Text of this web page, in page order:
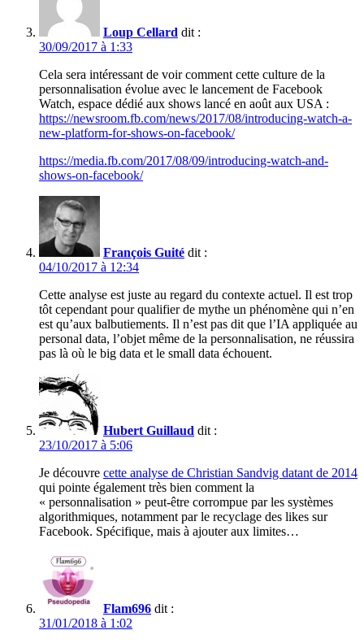
Loup Cellard dit :
30/09/2017 à 1:33
Cela sera intéressant de voir comment cette culture de la
personnalisation évolue avec le lancement de Facebook
Watch, espace dédié aux shows lancé en août aux USA :
https://newsroom.fb.com/news/2017/08/introducing-watch-a-
new-platform-for-shows-on-facebook/
https://media.fb.com/2017/08/09/introducing-watch-and-
shows-on-facebook/
François Guité dit :
04/10/2017 à 12:34
Cette analyse est juste au regard du contexte actuel. Il est trop
tôt cependant pour qualifier de mythe un phénomène qui n’en
est qu’aux balbutiements. Il n’est pas dit que l’IA appliquée au
personal data, l’objet même de la personnalisation, ne réussira
pas là où le big data et le small data échouent.
Hubert Guillaud dit :
23/10/2017 à 5:06
Je découvre cette analyse de Christian Sandvig datant de 2014
qui pointe également très bien comment la
« personnalisation » peut-être corrompue par les systèmes
algorithmiques, notamment par le recyclage des likes sur
Facebook. Spécifique, mais à ajouter aux limites…
Flam696 dit :
31/01/2018 à 1:02